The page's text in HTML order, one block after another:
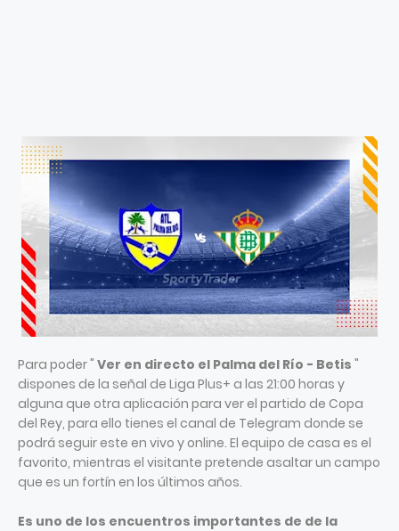
Para poder " Ver en directo el Palma del Río - Betis "
dispones de la señal de Liga Plus+ a las 21:00 horas y
alguna que otra aplicación para ver el partido de Copa
del Rey, para ello tienes el canal de Telegram donde se
podrá seguir este en vivo y online. El equipo de casa es el
favorito, mientras el visitante pretende asaltar un campo
que es un fortín en los últimos años.
Es uno de los encuentros importantes de de la